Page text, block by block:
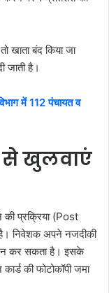
खाता बंद किया जा
जाती है।
में 112 पंचायत व
से खुलवाएं
प्रक्रिया (Post
निवेशक अपने नजदीकी
कर सकता है। इसके
की फोटोकॉपी जमा